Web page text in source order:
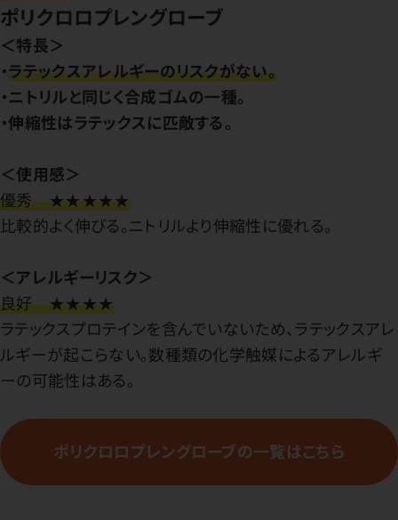
ポリクロロプレングローブ
＜特長＞
・ラテックスアレルギーのリスクがない。
・ニトリルと同じく合成ゴムの一種。
・伸縮性はラテックスに匹敵する。
＜使用感＞
優秀 ★★★★★
比較的よく伸びる。ニトリルより伸縮性に優れる。
＜アレルギーリスク＞
良好 ★★★★
ラテックスプロテインを含んでいないため、ラテックスアレ
ルギーが起こらない。数種類の化学触媒によるアレルギ
ーの可能性はある。
ポリクロロプレングローブの一覧はこちら